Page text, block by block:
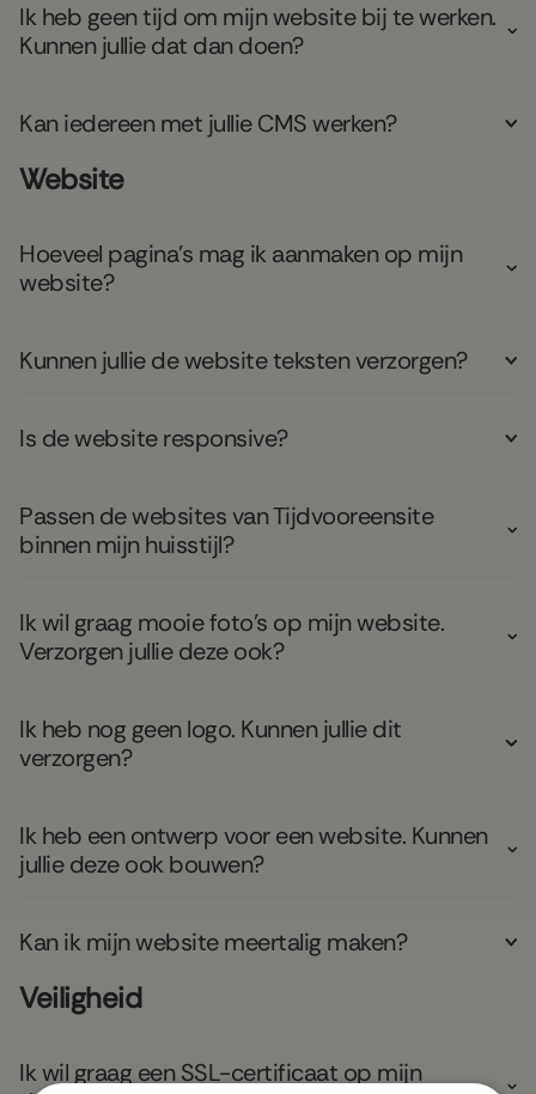
Ik heb geen tijd om mijn website bij te werken.
Kunnen jullie dat dan doen?
​Kan iedereen met jullie CMS werken?
Website
Hoeveel pagina's mag ik aanmaken op mijn
website?
Kunnen jullie de website teksten verzorgen?
Is de website responsive?
Passen de websites van Tijdvooreensite
binnen mijn huisstijl?
Ik wil graag mooie foto's op mijn website.
Verzorgen jullie deze ook?
Ik heb nog geen logo. Kunnen jullie dit
verzorgen?
Ik heb een ontwerp voor een website. Kunnen
jullie deze ook bouwen?
Kan ik mijn website meertalig maken?
Veiligheid
Ik wil graag een SSL-certificaat op mijn